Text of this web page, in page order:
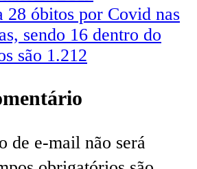
28 óbitos por Covid nas
sendo 16 dentro do
são 1.212
de e-mail não será